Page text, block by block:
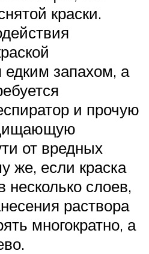
краски.
едким запахом, а
и прочую
от вредных
же, если краска
слоев,
раствора
многократно, а